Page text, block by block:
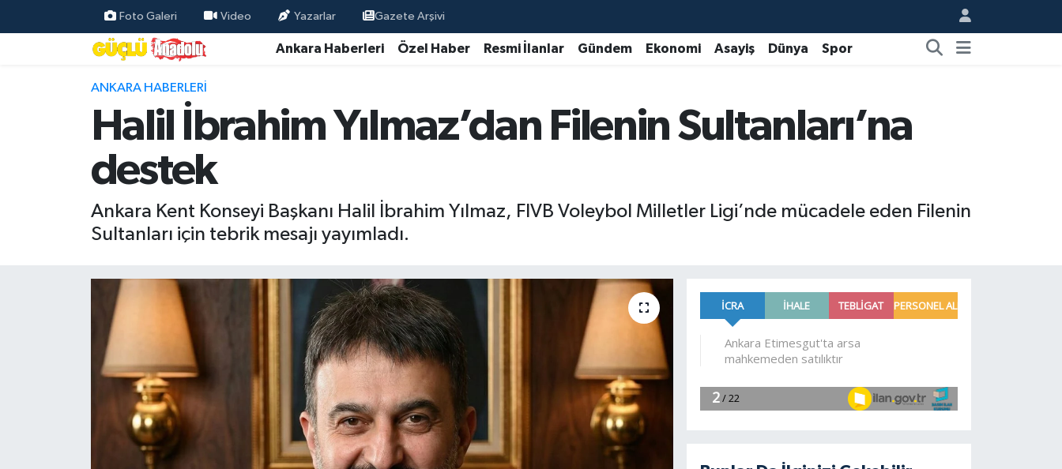
Foto Galeri Video Yazarlar Gazete Arşivi
Ankara Haberleri Özel Haber Resmi İlanlar Gündem Ekonomi Asayiş Dünya Spor
ANKARA HABERLERI
Halil İbrahim Yılmaz’dan Filenin Sultanları’na
destek
Ankara Kent Konseyi Başkanı Halil İbrahim Yılmaz, FIVB Voleybol Milletler Ligi’nde mücadele eden Filenin
Sultanları için tebrik mesajı yayımladı.
Özel Haber
Resmi İlanlar
Ekonomi
Gündem
Burç Yorumları